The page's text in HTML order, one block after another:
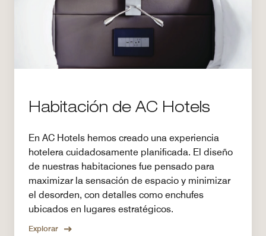
Habitación de AC Hotels
En AC Hotels hemos creado una experiencia
hotelera cuidadosamente planificada. El diseño
de nuestras habitaciones fue pensado para
maximizar la sensación de espacio y minimizar
el desorden, con detalles como enchufes
ubicados en lugares estratégicos.
Explorar